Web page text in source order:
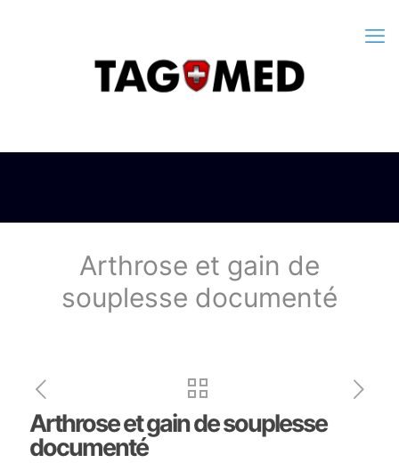
Arthrose et gain de
souplesse documenté
Arthrose et gain de souplesse
documenté